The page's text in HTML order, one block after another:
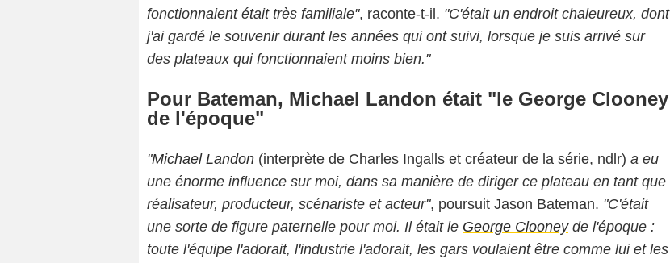
fonctionnaient était très familiale", raconte-t-il. "C'était un endroit chaleureux, dont
j'ai gardé le souvenir durant les années qui ont suivi, lorsque je suis arrivé sur
des plateaux qui fonctionnaient moins bien."
Pour Bateman, Michael Landon était "le George Clooney
de l'époque"
"Michael Landon (interprète de Charles Ingalls et créateur de la série, ndlr) a eu
une énorme influence sur moi, dans sa manière de diriger ce plateau en tant que
réalisateur, producteur, scénariste et acteur", poursuit Jason Bateman. "C'était
une sorte de figure paternelle pour moi. Il était le George Clooneyde l'époque :
toute l'équipe l'adorait, l'industrie l'adorait, les gars voulaient être comme lui et les